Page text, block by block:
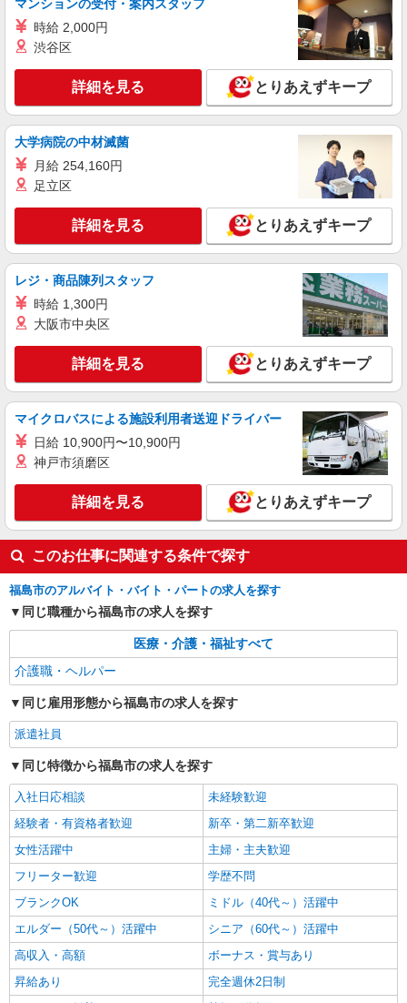
護福祉士：時給1,380円〜 ※経験者は3ヶ月以上 ※
王寺前」駅 ★勤務地は3000ヶ所以上★ 自宅から
通いやすいエリアなど、お好きな勤務地をお選び
詳細を見る
パート 派遣社員
日研トータルソーシング株式会社 メディカルケア事業部/仙台オフィ
ス
未経験・無資格OKの介護スタッフ
時給1,280円〜1,380円 ★週払いOK（規定あ
福島県福島市 【最寄駅】福島交通飯坂線「笹
谷」駅 ★勤務地は3000ヶ所以上★ 自宅から通い
やすいエリアなど、お好きな勤務地をお選び下さ
い！！
キープ 詳細を見る
派遣社員
株式会社ブレイブ（マイナビグループ）/MD04
介護スタッフ ◆デイサービス、サービス付き
高齢者向け住宅、グループホームなど様々な勤
務先から選べます。
未経験：時給1250〜1450円（資格・経験によ
る） 経験者：時給1450〜1650円（資格・経験によ
る） ◎月収例 時給1650円×1日8時間×22日（週5
日）＝29万400円 ◆昇給あり ◆支払い方法 ※日払
い/週払い/月払い対応も可能です。詳しくは面談時
にご相談ください。 ◆交通費：別途全額支給 ※当
社規定あり
福島県福島市 【最寄駅】 ◆各線「福島駅」 ◆
福島交通飯坂線「泉駅」 ◆阿武隈急行「卸町駅」
★その他、近隣に多数勤務地あります！
キープ 詳細を見る
派遣社員
株式会社kotrio /●SD-H-1732802
福島市のデイSTAFF｜まずは「2ヵ月」お試し
で働く＊嬉しい高時給
時給1450円〜2062円 ＜日払い有/週払い有/交
通費全支給(ガソリン代含む)＞
福島市内 最寄り駅：福島
キープ 詳細を見る
アルバイト パート 派遣社員 紹介予定派遣
日研トータルソーシング株式会社 メディカルケア事業部/仙台オフィ
ス
介護スタッフ／資格あり or 経験者
時給1,330円〜1,380円 ◆無資格・経験者：時
給1,330円〜 ◆初任者研修・未経験：時給1,330
円〜 ◆初任者研修・経験者：時給1,360円〜 ◆介
護福祉士：時給1,380円〜 ※経験者は3ヶ月以上 ※
給与幅は経験・能力による ★週払いOK（規定あ
り）
福島県福島市 【最寄駅】福島交通飯坂線「美
術館図書館前」駅 ★勤務地は3000ヶ所以上★ 自
宅から通いやすいエリアなど、お好きな勤務地を
お選び下さい！！
詳細を見る
マンションの受付・案内スタッフ
時給 2,000円
渋谷区
詳細を見る とりあえずキープ
大学病院の中材滅菌
月給 254,160円
足立区
詳細を見る とりあえずキープ
レジ・商品陳列スタッフ
時給 1,300円
大阪市中央区
詳細を見る とりあえずキープ
マイクロバスによる施設利用者送迎ドライバー
日給 10,900円〜10,900円
神戸市須磨区
詳細を見る とりあえずキープ
このお仕事に関連する条件で探す
福島市のアルバイト・バイト・パートの求人を探す
同じ職種から福島市の求人を探す
医療・介護・福祉すべて
介護職・ヘルパー
同じ雇用形態から福島市の求人を探す
派遣社員
同じ特徴から福島市の求人を探す
入社日応相談
未経験歓迎
経験者・有資格者歓迎
新卒・第二新卒歓迎
女性活躍中
主婦・主夫歓迎
フリーター歓迎
学歴不問
ブランクOK
ミドル（40代～）活躍中
エルダー（50代～）活躍中
シニア（60代～）活躍中
高収入・高額
ボーナス・賞与あり
昇給あり
完全週休2日制